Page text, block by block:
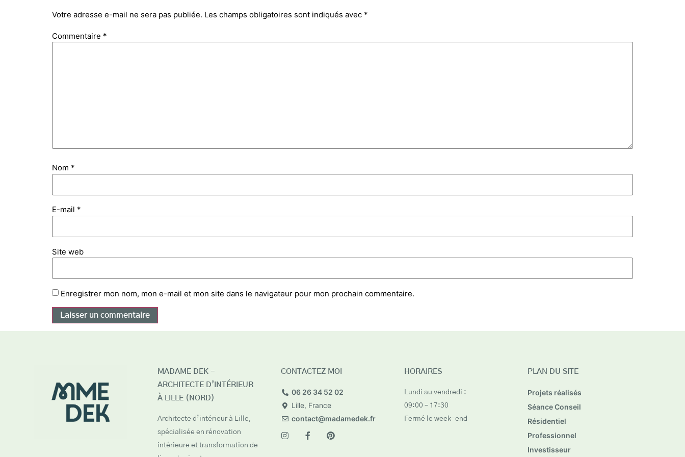
Votre adresse e-mail ne sera pas publiée. Les champs obligatoires sont indiqués avec *
Commentaire *
Nom *
E-mail *
Site web
Enregistrer mon nom, mon e-mail et mon site dans le navigateur pour mon prochain commentaire.
MADAME DEK -
ARCHITECTE D’INTÉRIEUR
À LILLE (NORD)
Architecte d’intérieur à Lille,
spécialisée en rénovation
intérieure et transformation de
CONTACTEZ MOI
06 26 34 52 02
Lille, France
contact@madamedek.fr
HORAIRES
Lundi au vendredi :
09:00 – 17:30
Fermé le week-end
PLAN DU SITE
Projets réalisés
Séance Conseil
Résidentiel
Professionnel
Investisseur